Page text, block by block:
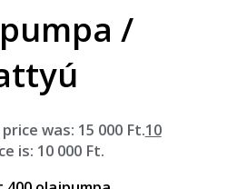
/
was: 15 000 Ft.10
is: 10 000 Ft.